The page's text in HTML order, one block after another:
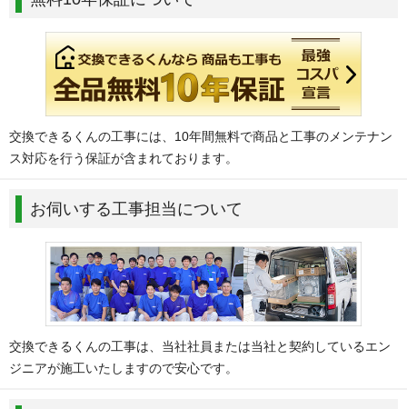
交換できるくんの工事には、10年間無料で商品と工事のメンテナン
ス対応を行う保証が含まれております。
お伺いする工事担当について
交換できるくんの工事は、当社社員または当社と契約しているエン
ジニアが施工いたしますので安心です。